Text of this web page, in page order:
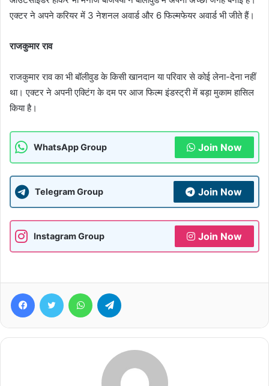
एक्टर ने अपने करियर में 3 नेशनल अवार्ड और 6 फिल्मफेयर अवार्ड भी जीते हैं।
राजकुमार राव
राजकुमार राव का भी बॉलीवुड के किसी खानदान या परिवार से कोई लेना-देना नहीं
था। एक्टर ने अपनी एक्टिंग के दम पर आज फिल्म इंडस्ट्री में बड़ा मुकाम हासिल
किया है।
WhatsApp Group Join Now
Telegram Group Join Now
Instagram Group Join Now
FacebookTwitter WhatsApp